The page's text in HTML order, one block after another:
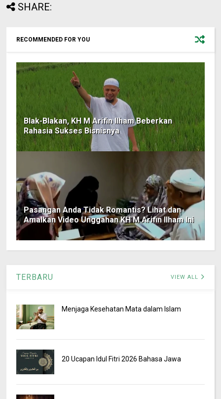
SHARE:
RECOMMENDED FOR YOU
Blak-Blakan, KH M Arifin Ilham Beberkan
Rahasia Sukses Bisnisnya
Pasangan Anda Tidak Romantis? Lihat dan
Amalkan Video Unggahan KH M Arifin Ilham Ini
TERBARU VIEW ALL
Menjaga Kesehatan Mata dalam Islam
20 Ucapan Idul Fitri 2026 Bahasa Jawa